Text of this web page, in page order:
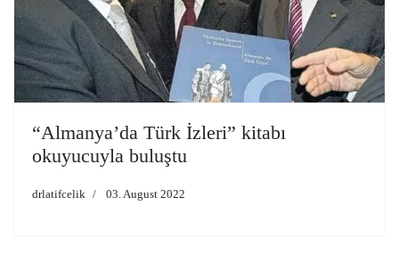
“Almanya’da Türk İzleri” kitabı
okuyucuyla buluştu
drlatifcelik 03. August 2022